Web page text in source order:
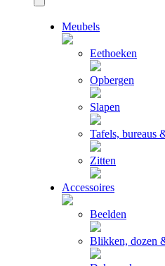
Meubels
Eethoeken
Opbergen
Slapen
Tafels, bureaus
Zitten
Accessoires
Beelden
Blikken, dozen